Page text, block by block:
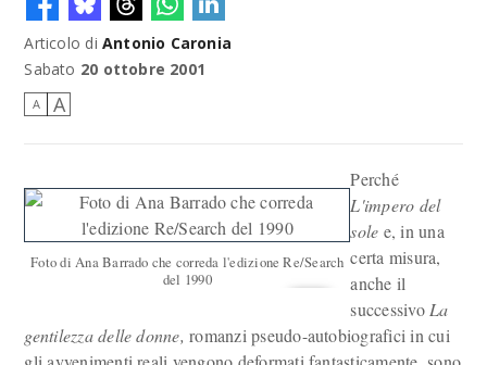
Articolo di Antonio Caronia
Sabato 20 ottobre 2001
A A
Foto di Ana Barrado che correda l'edizione Re/Search
del 1990
Perché
L'impero del
sole e, in una
certa misura,
anche il
successivo La
gentilezza delle donne, romanzi pseudo-autobiografici in cui